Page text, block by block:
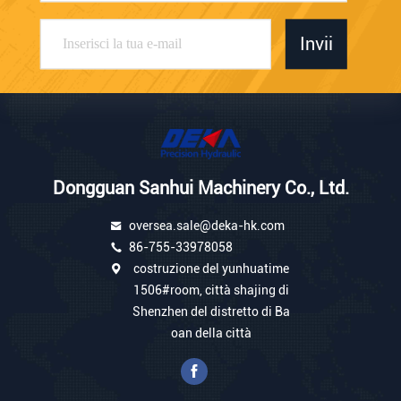
Invii
Dongguan Sanhui Machinery Co., Ltd.
oversea.sale@deka-hk.com
86-755-33978058
costruzione del yunhuatime
1506#room, città shajing di
Shenzhen del distretto di Ba
oan della città